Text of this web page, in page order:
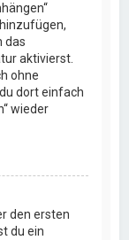
das
aktivierst.
ohne
dort einfach
wieder
den ersten
du ein